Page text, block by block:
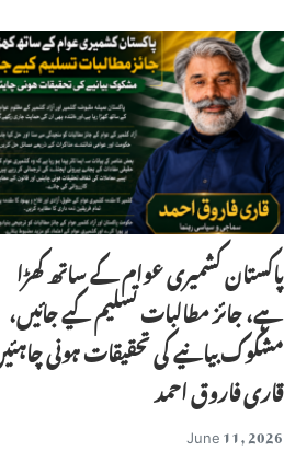
پاکستان کشمیری عوام کے ساتھ کھڑا
ہے، جائز مطالبات تسلیم کیے جائیں،
مشکوک بیانیے کی تحقیقات ہونی
قاری فاروق احمد
June 11, 2026